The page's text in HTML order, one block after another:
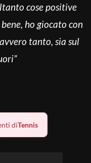
cose positive
ho giocato con
tanto, sia sul
diTennis